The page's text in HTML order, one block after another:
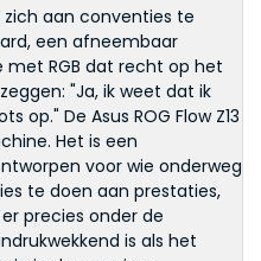
aan conventies te
een afneembaar
RGB dat recht op het
"Ja, ik weet dat ik
op." De Asus ROG Flow Z13
Het is een
voor wie onderweg
te doen aan prestaties,
precies onder de
is als het